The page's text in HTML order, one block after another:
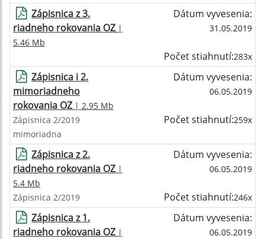
Zápisnica z 3.
riadneho rokovania OZ|
5.46 Mb
Dátum vyvesenia:
31.05.2019
Počet stiahnutí:283x
Zápisnica i 2.
mimoriadneho
rokovania OZ| 2.95 Mb
Dátum vyvesenia:
06.05.2019
Zápisnica 2/2019
mimoriadna
Počet stiahnutí:259x
Zápisnica z 2.
riadneho rokovania OZ|
5.4 Mb
Dátum vyvesenia:
06.05.2019
Zápisnica 2/2019 Počet stiahnutí:246x
Zápisnica z 1.
riadneho rokovania OZ|
Dátum vyvesenia:
06.05.2019